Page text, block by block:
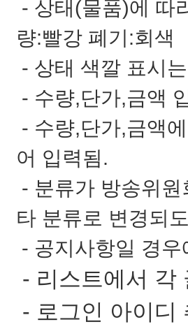
- 상태(물품)에 따
량:빨강 폐기:회색
- 상태 색깔 표시
- 수량,단가,금액
- 수량,단가,금액
어 입력됨.
- 분류가 방송위
타 분류로 변경되
- 공지사항일 경
- 리스트에서 각
- 로그인 아이디